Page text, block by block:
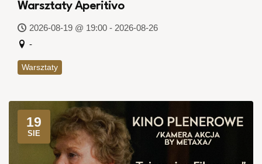
Warsztaty Aperitivo
2026-08-19 @ 19:00 - 2026-08-26
-
Warsztaty
19
SIE